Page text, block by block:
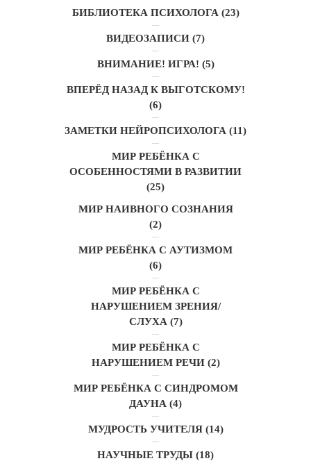
БИБЛИОТЕКА ПСИХОЛОГА (23)
ВИДЕОЗАПИСИ (7)
ВНИМАНИЕ! ИГРА! (5)
ВПЕРЁД НАЗАД К ВЫГОТСКОМУ!
(6)
ЗАМЕТКИ НЕЙРОПСИХОЛОГА (11)
МИР РЕБЁНКА С
ОСОБЕННОСТЯМИ В РАЗВИТИИ
(25)
МИР НАИВНОГО СОЗНАНИЯ
(2)
МИР РЕБЁНКА С АУТИЗМОМ
(6)
МИР РЕБЁНКА С
НАРУШЕНИЕМ ЗРЕНИЯ/
СЛУХА (7)
МИР РЕБЁНКА С
НАРУШЕНИЕМ РЕЧИ(2)
МИР РЕБЁНКА С СИНДРОМОМ
ДАУНА (4)
МУДРОСТЬ УЧИТЕЛЯ(14)
НАУЧНЫЕ ТРУДЫ (18)